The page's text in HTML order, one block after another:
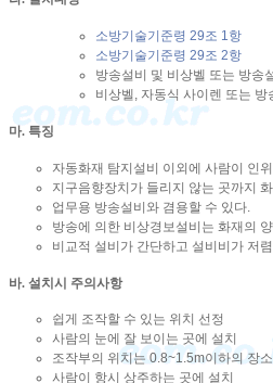
소방기술기준령 29조 1항
소방기술기준령 29조 2항
방송설비 및 비상벨 또는 방송
비상벨, 자동식 사이렌 또는 방
마. 특징
자동화재 탐지설비 이외에 사람이 인
지구음향장치가 들리지 않는 곳까지
업무용 방송설비와 겸용할 수 있다.
방송에 의한 비상경보설비는 화재의
비교적 설비가 간단하고 설비비가 저렴
바. 설치시 주의사항
쉽게 조작할 수 있는 위치 선정
사람의 눈에 잘 보이는 곳에 설치
조작부의 위치는 0.8~1.5m이하의 장
사람이 항시 상주하는 곳에 설치